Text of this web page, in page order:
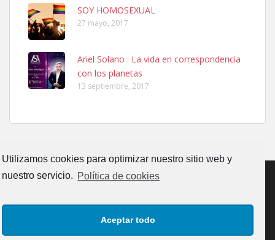
Utilizamos cookies para optimizar nuestro sitio web y
nuestro servicio. Política de cookies
Aceptar todo
Adopcion
Busco casa de acogida para mi perrita ya que por temas de trabajo
no la puedo tener. Solo gente r...
Gata joven encontrada
Gata joven encontrada en zona calle San Bernardo de Las Palmas
SOY HOMOSEXUAL
27 mayo, 2017
Ariel Solano : La vida en correspondencia
con los planetas
13 septiembre, 2017
POLÍTICA DE COOKIES (UE)